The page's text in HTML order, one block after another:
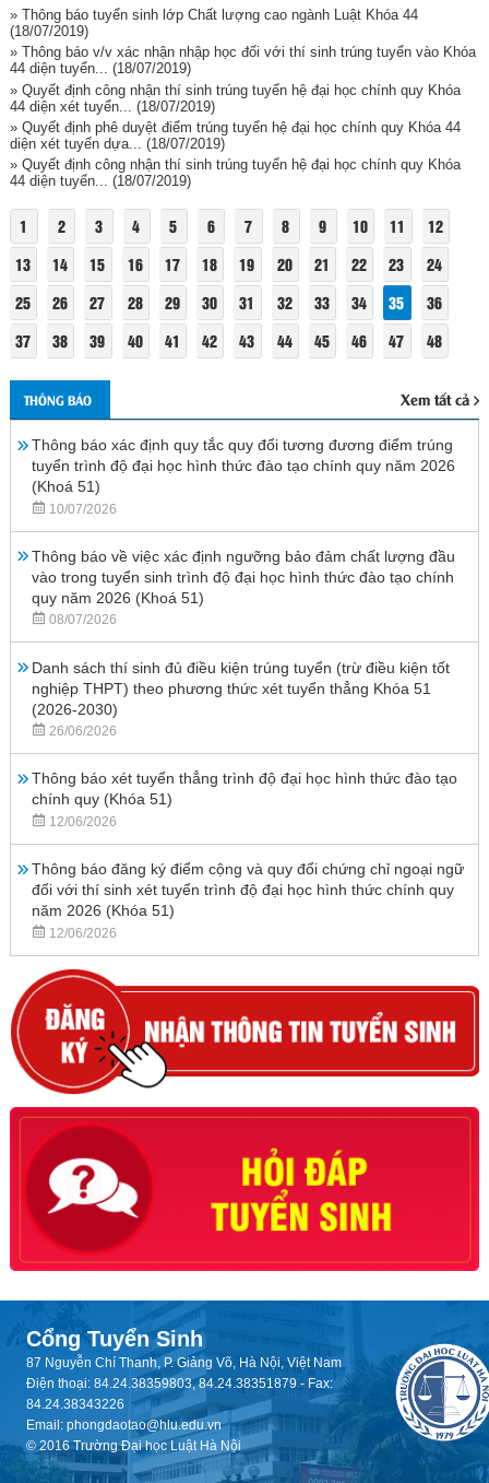
» Thông báo tuyển sinh lớp Chất lượng cao ngành Luật Khóa 44
(18/07/2019)
» Thông báo v/v xác nhận nhập học đối với thí sinh trúng tuyển vào Khóa
44 diện tuyển... (18/07/2019)
» Quyết định công nhận thí sinh trúng tuyển hệ đại học chính quy Khóa
44 diện xét tuyển...
(18/07/2019)
» Quyết định phê duyệt điểm trúng tuyển hệ đại học chính quy Khóa 44
diện xét tuyển dựa... (18/07/2019)
» Quyết định công nhận thí sinh trúng tuyển hệ đại học chính quy Khóa
44 diện tuyển... (18/07/2019)
1 2 3 4 5 6 7 8 9 10 11
12
13
14 15 16 17 18 19 20 21 22 23
24
25
26 27 28 29 30 31 32 33 34 35
36
37
38 39 40 41 42 43 44 45 46 47 48
THÔNG BÁO Xem tất cả
Thông báo xác định quy tắc quy đổi tương đương điểm trúng
tuyển trình độ đại học hình thức đào tạo chính quy năm 2026
(Khoá 51)
10/07/2026
Thông báo về việc xác định ngưỡng bảo đảm chất lượng đầu
vào trong tuyển sinh trình độ đại học hình thức đào tạo chính
quy năm 2026 (Khoá 51)
08/07/2026
Danh sách thí sinh đủ điều kiện trúng tuyển (trừ điều kiện tốt
nghiệp THPT) theo phương thức xét tuyển thẳng Khóa 51
(2026-2030)
26/06/2026
Thông báo xét tuyển thẳng trình độ đại học hình thức đào tạo
chính quy (Khóa 51)
12/06/2026
Thông báo đăng ký điểm cộng và quy đổi chứng chỉ ngoại ngữ
đối với thí sinh xét tuyển trình độ đại học hình thức chính quy
năm 2026 (Khóa 51)
12/06/2026
Cổng Tuyển Sinh
87 Nguyễn Chí Thanh, P. Giảng Võ, Hà Nội, Việt Nam
Điện thoại: 84.24.38359803, 84.24.38351879 - Fax:
84.24.38343226
Email: phongdaotao@hlu.edu.vn
© 2016 Trường Đại học Luật Hà Nội